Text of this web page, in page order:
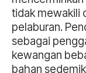
tidak mewakili
pelaburan.
sebagai
kewangan
bahan